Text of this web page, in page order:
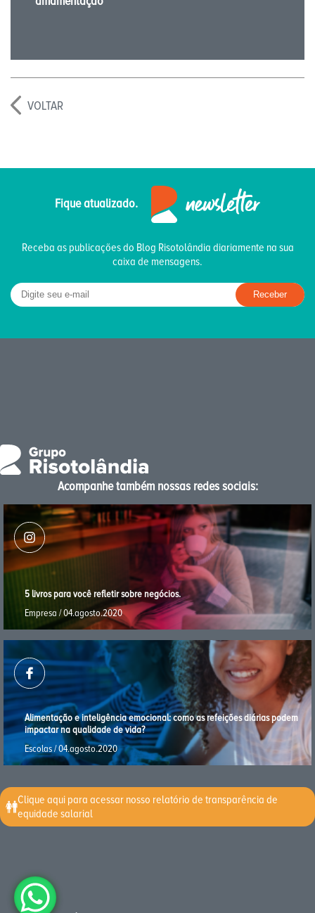
VOLTAR
Fique atualizado.
Receba as publicações do Blog Risotolândia diariamente na sua
caixa de mensagens.
Acompanhe também nossas redes sociais:
5 livros para você reﬂetir sobre negócios.
Empresa / 04.agosto.2020
Alimentação e inteligência emocional: como as refeições diárias podem
impactar na qualidade de vida?
Escolas / 04.agosto.2020
Clique aqui para acessar nosso relatório de transparência de
equidade salarial